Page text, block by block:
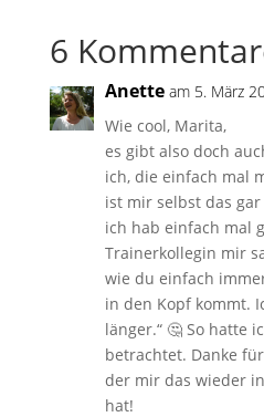
6
Anette am 5. März
Wie cool, Marita,
es gibt also doch
ich, die einfach mal
ist mir selbst das
ich hab einfach mal
Trainerkollegin mir
wie du einfach
in den Kopf kommt.
länger.“ 🤔 So hatte
betrachtet. Danke
der mir das wieder
hat!